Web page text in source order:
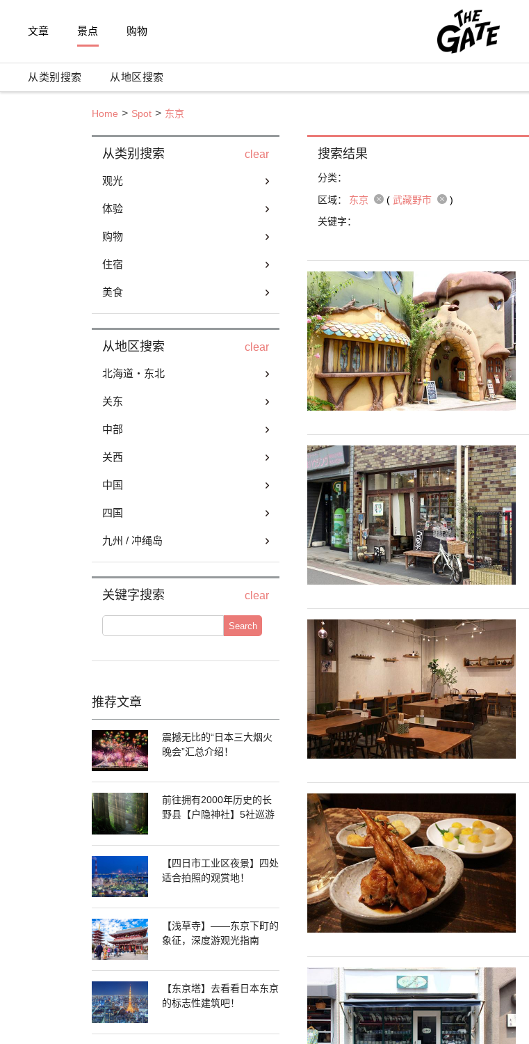
文章 景点 购物
从类别搜索 从地区搜索
Home Spot 东京
从类别搜索 clear
观光
体验
购物
住宿
美食
从地区搜索 clear
北海道・东北
关东
中部
关西
中国
四国
九州 / 冲绳岛
关键字搜索 clear
Search
推荐文章
震撼无比的“日本三大烟火
晚会”汇总介绍！
前往拥有2000年历史的长
野县【户隐神社】5社巡游
【四日市工业区夜景】四处
适合拍照的观赏地！
【浅草寺】——东京下町的
象征，深度游观光指南
【东京塔】去看看日本东京
的标志性建筑吧！
搜索结果
分类：
区域：
东京 ( 武藏野市
)
关键字：